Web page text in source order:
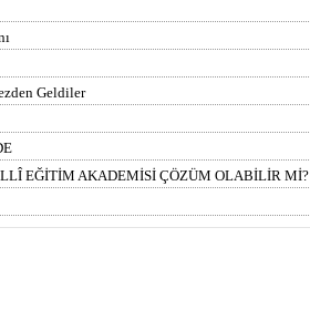
Geldiler
EĞİTİM AKADEMİSİ ÇÖZÜM OLABİLİR Mİ?